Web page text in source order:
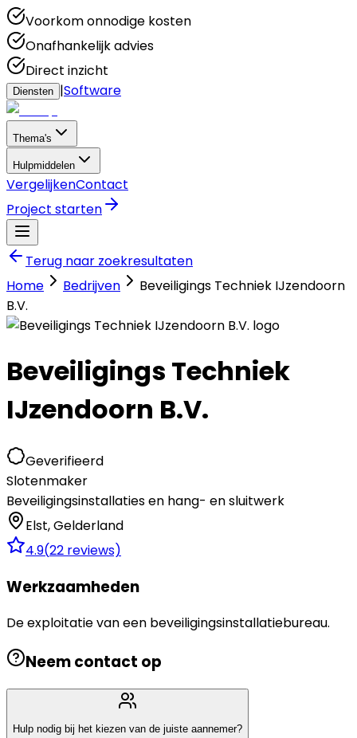
Voorkom onnodige kosten
Onafhankelijk advies
Direct inzicht
Diensten |Software
Thema's
Hulpmiddelen
VergelijkenContact
Project starten
Terug naar zoekresultaten
Home
Bedrijven
Beveiligings Techniek IJzendoorn
B.V.
Beveiligings Techniek
IJzendoorn B.V.
Geverifieerd
Slotenmaker
Beveiligingsinstallaties en hang- en sluitwerk
Elst,Gelderland
4.9(22 reviews)
Werkzaamheden
De exploitatie van een beveiligingsinstallatiebureau.
Neem contact op
Hulp nodig bij het kiezen van de juiste aannemer?